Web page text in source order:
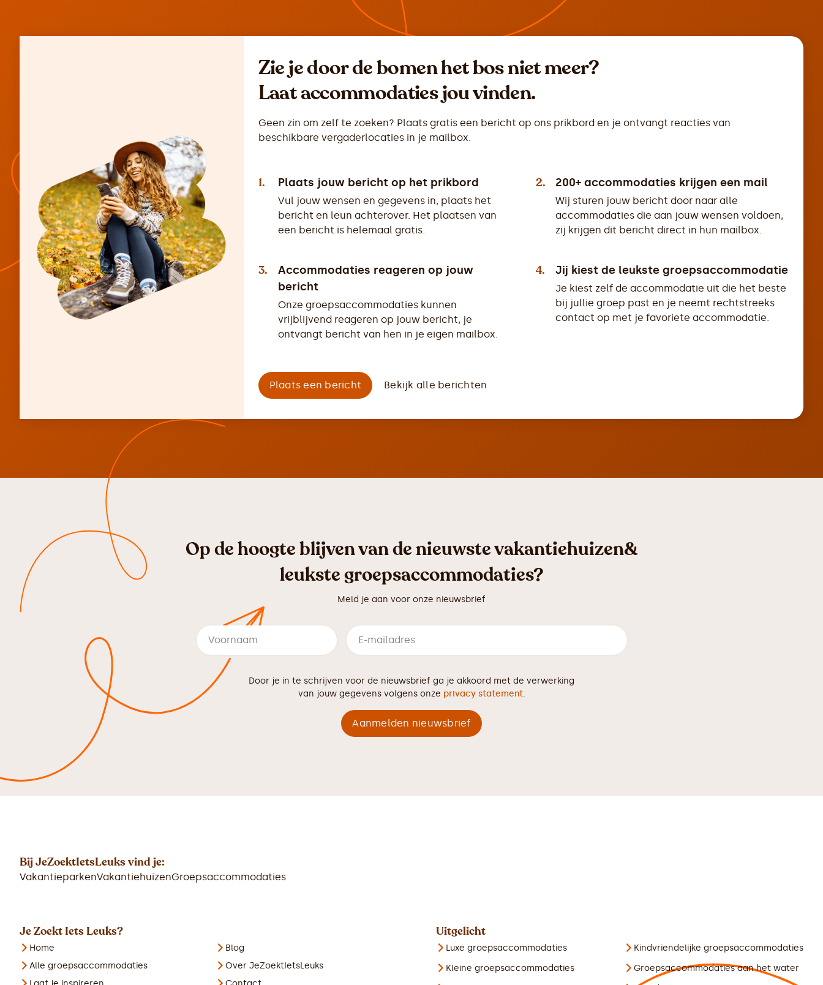
Zie je door de bomen het bos niet meer?
Laat accommodaties jou vinden.
Geen zin om zelf te zoeken? Plaats gratis een bericht op ons prikbord en je ontvangt reacties van
beschikbare vergaderlocaties in je mailbox.
1. Plaats jouw bericht op het prikbord
Vul jouw wensen en gegevens in, plaats het
bericht en leun achterover. Het plaatsen van
een bericht is helemaal gratis.
2. 200+ accommodaties krijgen een mail
Wij sturen jouw bericht door naar alle
accommodaties die aan jouw wensen voldoen,
zij krijgen dit bericht direct in hun mailbox.
3.
Accommodaties reageren op jouw
bericht
Onze groepsaccommodaties kunnen
vrijblijvend reageren op jouw bericht, je
ontvangt bericht van hen in je eigen mailbox.
4. Jij kiest de leukste groepsaccommodatie
Je kiest zelf de accommodatie uit die het beste
bij jullie groep past en je neemt rechtstreeks
contact op met je favoriete accommodatie.
Plaats een bericht Bekijk alle berichten
Op de hoogte blijven van de nieuwste vakantiehuizen&
leukste groepsaccommodaties?
Meld je aan voor onze nieuwsbrief
Door je in te schrijven voor de nieuwsbrief ga je akkoord met de verwerking
van jouw gegevens volgens onze privacy statement.
Bij JeZoektIetsLeuks vind je:
VakantieparkenVakantiehuizenGroepsaccommodaties
Je Zoekt Iets Leuks?
Home
Alle groepsaccommodaties
Blog
Over JeZoektIetsLeuks
Uitgelicht
Luxe groepsaccommodaties
Kindvriendelijke groepsaccommodaties
Kleine groepsaccommodaties
Groepsaccommodaties aan het water